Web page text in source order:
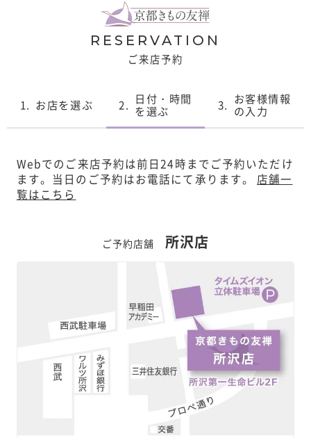
RESERVATION
ご来店予約
1. お店を選ぶ 2. 日付・時間
を選ぶ 3. お客様情報
の入力
Webでのご来店予約は前日24時までご予約いただけ
ます。 当日のご予約はお電話にて承ります。 店舗一
覧はこちら
ご予約店舗 所沢店